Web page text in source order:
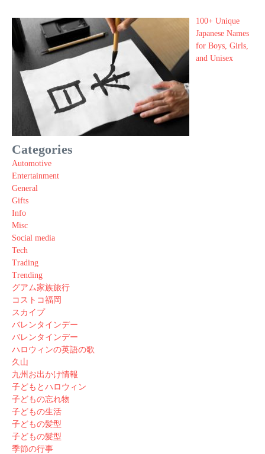
100+ Unique
Japanese Names
for Boys, Girls,
and Unisex
Categories
Automotive
Entertainment
General
Gifts
Info
Misc
Social media
Tech
Trading
Trending
グアム家族旅行
コストコ福岡
スカイプ
バレンタインデー
バレンタインデー
ハロウィンの英語の歌
久山
九州お出かけ情報
子どもとハロウィン
子どもの忘れ物
子どもの生活
子どもの髪型
子どもの髪型
季節の行事